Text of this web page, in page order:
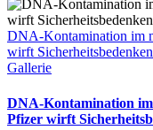
DNA-Kontamination im
wirft
Gallerie
DNA-Kontamination
Pfizer wirft